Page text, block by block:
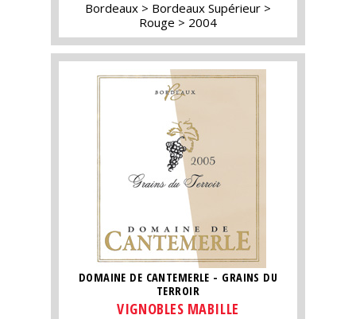
Bordeaux
Bordeaux Supérieur
Rouge
2004
DOMAINE DE CANTEMERLE - GRAINS DU
TERROIR
VIGNOBLES MABILLE